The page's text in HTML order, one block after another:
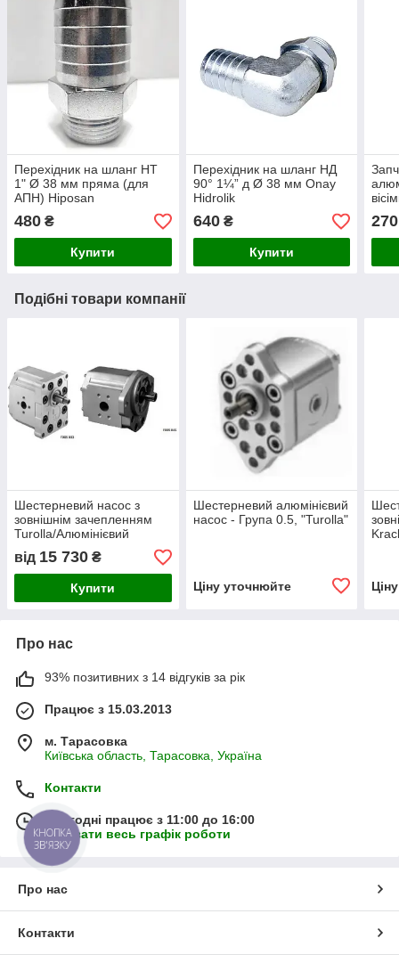
Перехідник на шланг НТ
1" Ø 38 мм пряма (для
АПН) Hiposan
480 ₴
Купити
Перехідник на шланг НД
90° 1¼” д Ø 38 мм Onay
Hidrolik
640₴
Купити
270
Подібні товари компанії
Шестерневий насос з
зовнішнім зачепленням
Turolla/Алюмінієвий
від 15 730 ₴
Купити
Шестерневий алюмінієвий
насос - Група 0.5, "Turolla"
Ціну уточнюйте
Про нас
93% позитивних з 14 відгуків за рік
Працює з 15.03.2013
м. Тарасовка
Київська область, Тарасовка, Україна
Контакти
Сьогодні працює з 11:00 до 16:00
Показати весь графік роботи
Про нас
Контакти
КНОПКА
ЗВ'ЯЗКУ